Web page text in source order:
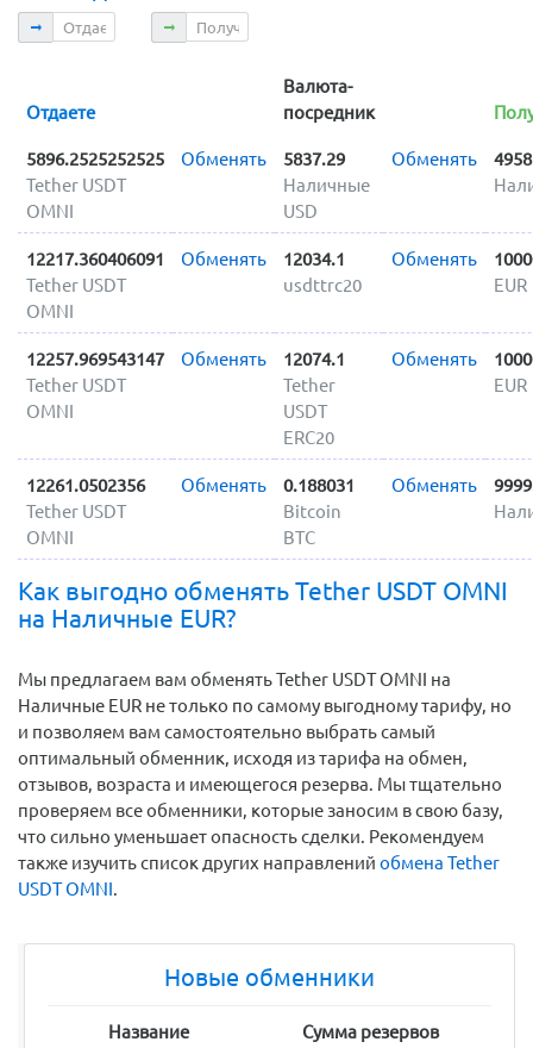
Отдаете Получаете
Отдаете
Валюта-
посредник
5896.2525252525
Tether USDT
OMNI
Обменять
5837.29
Наличные
USD
Обменять
12217.360406091
Tether USDT
OMNI
Обменять
12034.1
usdttrc20
Обменять
EUR
12257.969543147
Tether USDT
OMNI
Обменять
12074.1
Tether
USDT
ERC20
Обменять
EUR
12261.0502356
Tether USDT
OMNI
Обменять
0.188031
Bitcoin
BTC
Обменять
Как выгодно обменять Tether USDT OMNI
на Наличные EUR?
Мы предлагаем вам обменять Tether USDT OMNI на
Наличные EUR не только по самому выгодному тарифу, но
и позволяем вам самостоятельно выбрать самый
оптимальный обменник, исходя из тарифа на обмен,
отзывов, возраста и имеющегося резерва. Мы тщательно
проверяем все обменники, которые заносим в свою базу,
что сильно уменьшает опасность сделки. Рекомендуем
также изучить список других направлений обмена Tether
USDT OMNI.
Новые обменники
Название Сумма резервов